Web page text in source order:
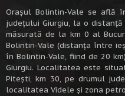
Oraşul Bolintin-Vale se află
judeţului Giurgiu, la o
măsurată de la km 0 al
Bolintin-Vale (distanța între
în Bolintin-Vale, fiind de 20
Giurgiu. Localitatea este
Piteşti, km 30, pe drumul
localitatea Videle şi zona